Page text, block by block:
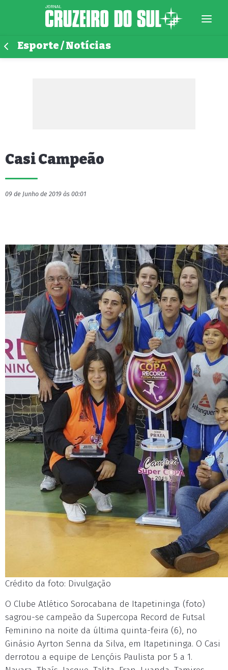
Esporte / Notícias
Casi Campeão
09 de Junho de 2019 às 00:01
Crédito da foto: Divulgação
O Clube Atlético Sorocabana de Itapetininga (foto)
sagrou-se campeão da Supercopa Record de Futsal
Feminino na noite da última quinta-feira (6), no
Ginásio Ayrton Senna da Silva, em Itapetininga. O Casi
derrotou a equipe de Lençóis Paulista por 5 a 1.